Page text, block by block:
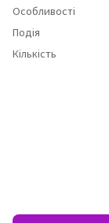
Особливості
Подія
Кількість